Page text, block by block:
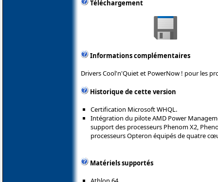
Téléchargement
Informations complémentaires
Drivers Cool'n'Quiet et PowerNow ! pour les
Historique de cette version
Certification Microsoft WHQL.
Intégration du pilote AMD Power
support des processeurs Phenom X2,
processeurs Opteron équipés de quatre
Matériels supportés